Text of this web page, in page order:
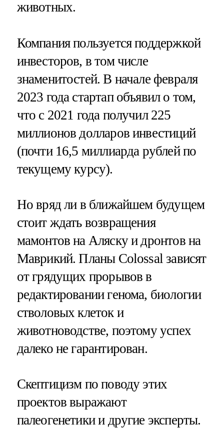
животных.
Компания пользуется поддержкой
инвесторов, в том числе
знаменитостей. В начале февраля
2023 года стартап объявил о том,
что с 2021 года получил 225
миллионов долларов инвестиций
(почти 16,5 миллиарда рублей по
текущему курсу).
Но вряд ли в ближайшем будущем
стоит ждать возвращения
мамонтов на Аляску и дронтов на
Маврикий. Планы Colossal зависят
от грядущих прорывов в
редактировании генома, биологии
стволовых клеток и
животноводстве, поэтому успех
далеко не гарантирован.
Скептицизм по поводу этих
проектов выражают
палеогенетики и другие эксперты.